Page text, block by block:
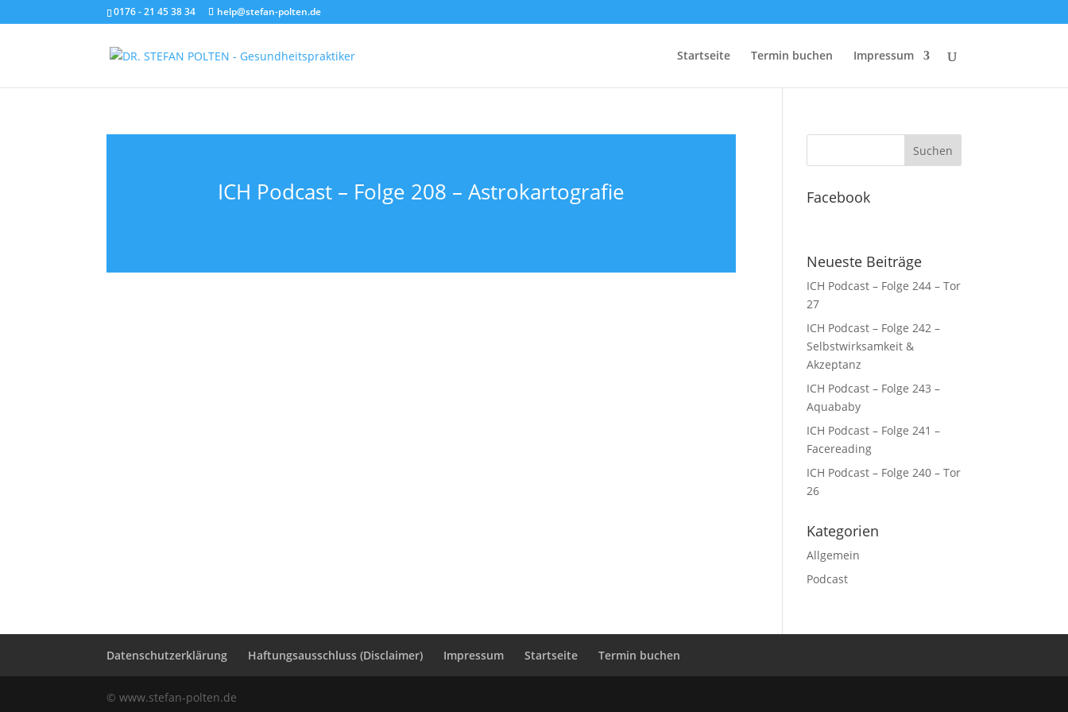
0176 - 21 45 38 34 help@stefan-polten.de
Startseite Termin buchen Impressum
ICH Podcast – Folge 208 – Astrokartografie Facebook
Neueste Beiträge
ICH Podcast – Folge 244 – Tor
27
ICH Podcast – Folge 242 –
Selbstwirksamkeit &
Akzeptanz
ICH Podcast – Folge 243 –
Aquababy
ICH Podcast – Folge 241 –
Facereading
ICH Podcast – Folge 240 – Tor
26
Kategorien
Allgemein
Podcast
Datenschutzerklärung Haftungsausschluss (Disclaimer) Impressum Startseite Termin buchen
© www.stefan-polten.de